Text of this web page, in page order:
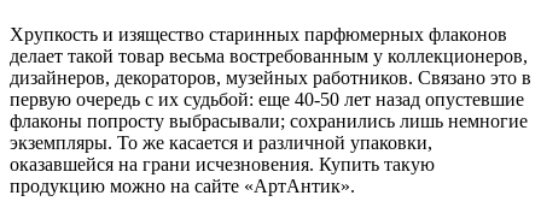
Хрупкость и изящество старинных парфюмерных флаконов
делает такой товар весьма востребованным у коллекционеров,
дизайнеров, декораторов, музейных работников. Связано это в
первую очередь с их судьбой: еще 40-50 лет назад опустевшие
флаконы попросту выбрасывали; сохранились лишь немногие
экземпляры. То же касается и различной упаковки,
оказавшейся на грани исчезновения. Купить такую
продукцию можно на сайте «АртАнтик».